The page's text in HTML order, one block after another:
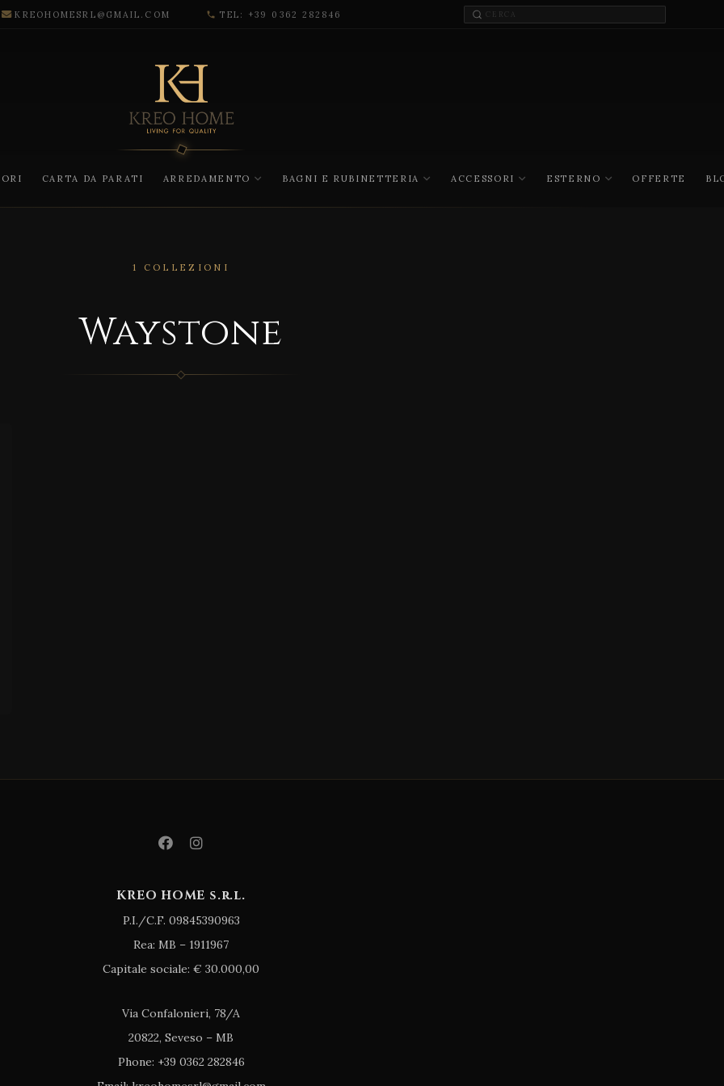
KREOHOMESRL@GMAIL.COM phone TEL: +39 0362 282846
CARTA DA PARATI ARREDAMENTO BAGNI E RUBINETTERIA ACCESSORI ESTERNO OFFERTE
1 COLLEZIONI
Waystone
KREO HOME s.r.l.
P.I./C.F. 09845390963
Rea: MB – 1911967
Capitale sociale: € 30.000,00
Via Confalonieri, 78/A
20822, Seveso – MB
Phone: +39 0362 282846